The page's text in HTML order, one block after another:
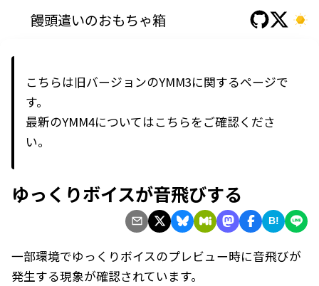
饅頭遣いのおもちゃ箱
こちらは旧バージョンのYMM3に関するページで
す。
最新のYMM4についてはこちらをご確認くださ
い。
ゆっくりボイスが音飛びする
B!
一部環境でゆっくりボイスのプレビュー時に音飛びが
発生する現象が確認されています。